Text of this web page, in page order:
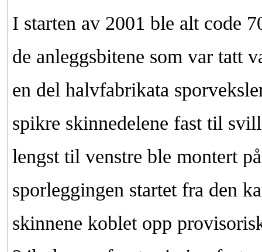
I starten av 2001 ble alt code
de anleggsbitene som var tatt
en del halvfabrikata
spikre skinnedelene fast til
lengst til venstre ble montert
sporleggingen startet fra den
skinnene koblet opp